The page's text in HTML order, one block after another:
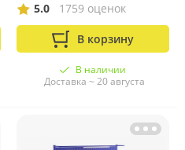
5.0
1759 оценок
В корзину
В наличии
Доставка ~ 20 августа